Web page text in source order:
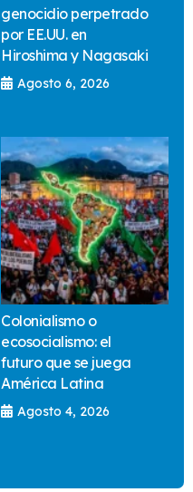
genocidio perpetrado
por EE.UU. en
Hiroshima y Nagasaki
Agosto 6, 2026
Colonialismo o
ecosocialismo: el
futuro que se juega
América Latina
Agosto 4, 2026